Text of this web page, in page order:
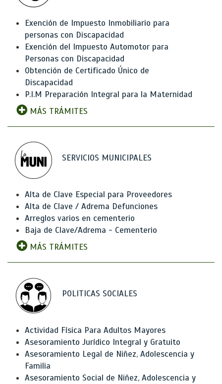
Exención de Impuesto Inmobiliario para
personas con Discapacidad
Exención del Impuesto Automotor para
Personas con Discapacidad
Obtención de Certificado Único de
Discapacidad
P.I.M Preparación Integral para la Maternidad
MÁS TRÁMITES
SERVICIOS MUNICIPALES
Alta de Clave Especial para Proveedores
Alta de Clave / Adrema Defunciones
Arreglos varios en cementerio
Baja de Clave/Adrema - Cementerio
MÁS TRÁMITES
POLITICAS SOCIALES
Actividad Física Para Adultos Mayores
Asesoramiento Jurídico Integral y Gratuito
Asesoramiento Legal de Niñez, Adolescencia y
Familia
Asesoramiento Social de Niñez, Adolescencia y